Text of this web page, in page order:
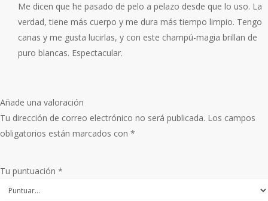
Me dicen que he pasado de pelo a pelazo desde que lo uso. La
verdad, tiene más cuerpo y me dura más tiempo limpio. Tengo
canas y me gusta lucirlas, y con este champú-magia brillan de
puro blancas. Espectacular.
Añade una valoración
Tu dirección de correo electrónico no será publicada. Los campos
obligatorios están marcados con *
Tu puntuación *